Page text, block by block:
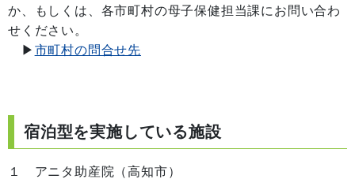
か、もしくは、各市町村の母子保健担当課にお問い合わ
せください。
▶ 市町村の問合せ先
宿泊型を実施している施設
１ アニタ助産院（高知市）